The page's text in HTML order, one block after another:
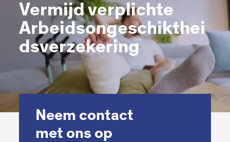
Vermijd verplichte
Arbeidsongeschikthei
dsverzekering
Neem contact
met ons op